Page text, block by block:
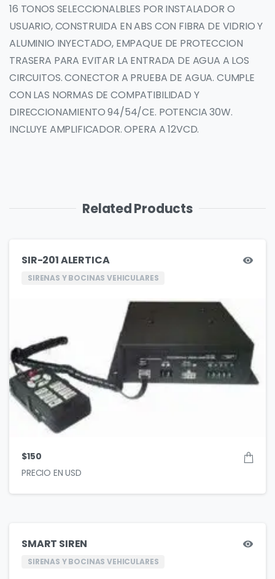
16 TONOS SELECCIONALBLES POR INSTALADOR O
USUARIO, CONSTRUIDA EN ABS CON FIBRA DE VIDRIO Y
ALUMINIO INYECTADO, EMPAQUE DE PROTECCION
TRASERA PARA EVITAR LA ENTRADA DE AGUA A LOS
CIRCUITOS. CONECTOR A PRUEBA DE AGUA. CUMPLE
CON LAS NORMAS DE COMPATIBILIDAD Y
DIRECCIONAMIENTO 94/54/CE. POTENCIA 30W.
INCLUYE AMPLIFICADOR. OPERA A 12VCD.
Related Products
SIR-201 ALERTICA
SIRENAS Y BOCINAS VEHICULARES
$150
SMART SIREN
SIRENAS Y BOCINAS VEHICULARES